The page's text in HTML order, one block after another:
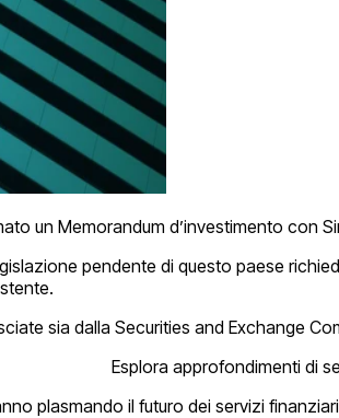
un Memorandum d’investimento con
pendente di questo paese
sia dalla Securities and Exchange
Esplora approfondimenti di
plasmando il futuro dei servizi